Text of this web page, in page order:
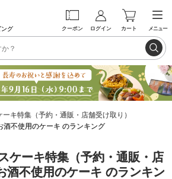
ング クーポン ログイン カート メニュー
キ特集（予約・通販・店舗受け取り）
酒不使用のケーキ のランキング
ケーキ特集（予約・通販・店
酒不使用のケーキ のランキン